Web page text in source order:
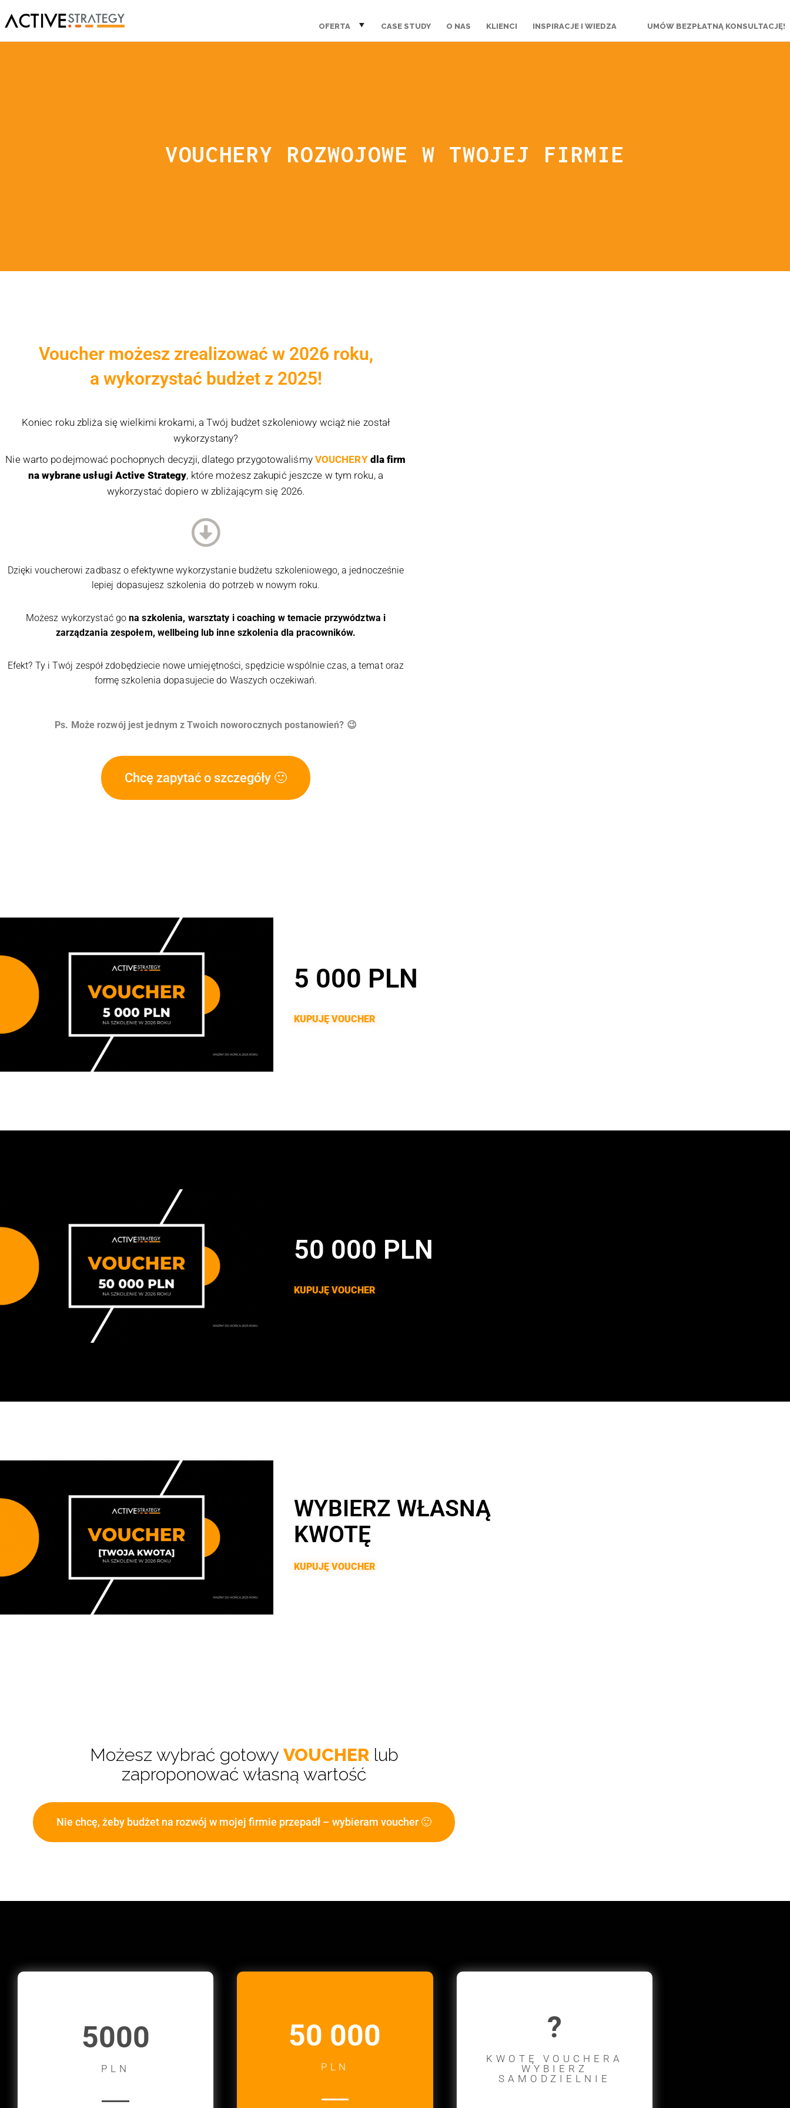
OFERTA CASE STUDY O NAS KLIENCI INSPIRACJE I WIEDZA UMÓW BEZPŁATNĄ KONSULTACJĘ!
VOUCHERY ROZWOJOWE W TWOJEJ FIRMIE
Voucher możesz zrealizować w 2026 roku,
a wykorzystać budżet z 2025!
Koniec roku zbliża się wielkimi krokami, a Twój budżet szkoleniowy wciąż nie został
wykorzystany?
Nie warto podejmować pochopnych decyzji, dlatego przygotowaliśmy VOUCHERY dla firm
na wybrane usługi Active Strategy, które możesz zakupić jeszcze w tym roku, a
wykorzystać dopiero w zbliżającym się 2026.
Dzięki voucherowi zadbasz o efektywne wykorzystanie budżetu szkoleniowego, a jednocześnie
lepiej dopasujesz szkolenia do potrzeb w nowym roku.
Możesz wykorzystać go na szkolenia, warsztaty i coaching w temacie przywództwa i
zarządzania zespołem, wellbeing lub inne szkolenia dla pracowników.
Efekt? Ty i Twój zespół zdobędziecie nowe umiejętności, spędzicie wspólnie czas, a temat oraz
formę szkolenia dopasujecie do Waszych oczekiwań.
Ps. Może rozwój jest jednym z Twoich noworocznych postanowień? 😉
Chcę zapytać o szczegóły 🙂
5 000 PLN
KUPUJĘ VOUCHER
50 000 PLN
KUPUJĘ VOUCHER
WYBIERZ WŁASNĄ
KWOTĘ
KUPUJĘ VOUCHER
Możesz wybrać gotowy VOUCHERlub
zaproponować własną wartość
Nie chcę, żeby budżet na rozwój w mojej firmie przepadł – wybieram voucher 🙂
5000
PLN
50 000
PLN
?
KWOTĘ VOUCHERA
WYBIERZ
SAMODZIELNIE